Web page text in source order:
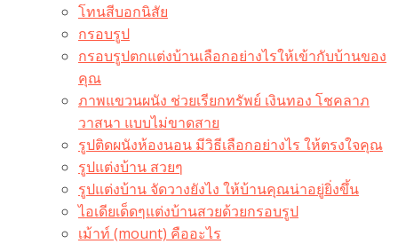
โทนสีบอกนิสัย
กรอบรูป
กรอบรูปตกแต่งบ้านเลือกอย่างไรให้เข้ากับบ้านของ
คุณ
ภาพแขวนผนัง ช่วยเรียกทรัพย์ เงินทอง โชคลาภ
วาสนา แบบไม่ขาดสาย
รูปติดผนังห้องนอน มีวิธีเลือกอย่างไร ให้ตรงใจคุณ
รูปแต่งบ้าน สวยๆ
รูปแต่งบ้าน จัดวางยังไง ให้บ้านคุณน่าอยู่ยิ่งขึ้น
ไอเดียเด็ดๆแต่งบ้านสวยด้วยกรอบรูป
เม้าท์ (mount) คืออะไร​